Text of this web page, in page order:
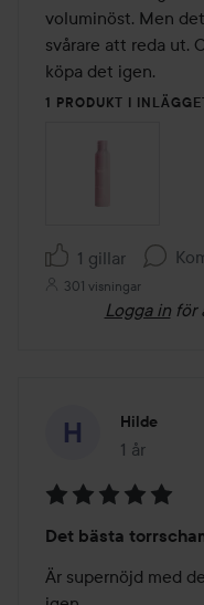
5
voluminöst. Men
svårare att reda ut.
köpa det igen.
1 PRODUKT I
1 gillar
301 visningar
Logga in för
Hilde
1 år
Inlägget
5
av
5
Det bästa
Är supernöjd med